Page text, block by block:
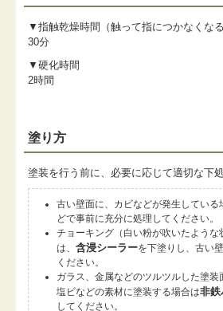
▼指触乾燥時間（触って指につかなくなる
30分
▼硬化時間
2時間
塗り方
塗装を行う前に、必要に応じて適切な下
古い壁面に、カビなどが発生している
どで事前に充分に処理してください。
チョーキング（白い粉が吹いたような
は、 含浸シーラーを下塗りし、古い
ください。
ガラス、金属などのツルツルした塗
塩ビなどの素材に塗装する場合は非鉄
してください。